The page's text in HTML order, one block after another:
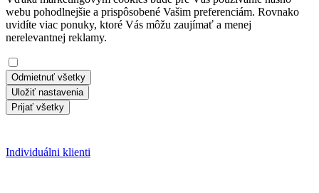
webu pohodlnejšie a prispôsobené Vašim preferenciám. Rovnako
uvidíte viac ponuky, ktoré Vás môžu zaujímať a menej
nerelevantnej reklamy.
Odmietnuť všetky
Uložiť nastavenia
Prijať všetky
Individuálni klienti